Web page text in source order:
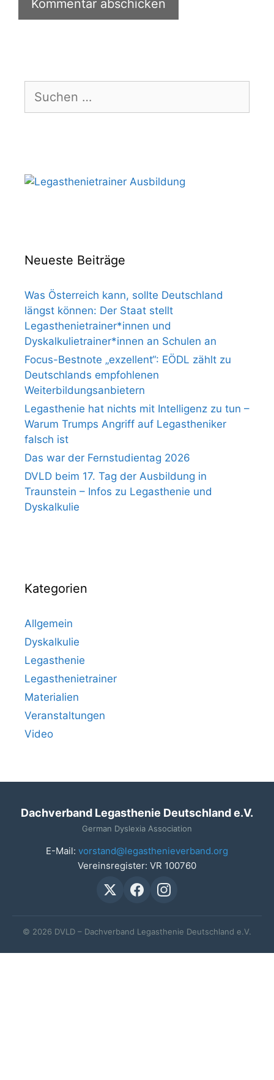
nach:
Neueste Beiträge
Was Österreich kann, sollte Deutschland
längst können: Der Staat stellt
Legasthenietrainer*innen und
Dyskalkulietrainer*innen an Schulen an
Focus-Bestnote „exzellent“: EÖDL zählt zu
Deutschlands empfohlenen
Weiterbildungsanbietern
Legasthenie hat nichts mit Intelligenz zu tun –
Warum Trumps Angriff auf Legastheniker
falsch ist
Das war der Fernstudientag 2026
DVLD beim 17. Tag der Ausbildung in
Traunstein – Infos zu Legasthenie und
Dyskalkulie
Kategorien
Allgemein
Dyskalkulie
Legasthenie
Legasthenietrainer
Materialien
Veranstaltungen
Video
Dachverband Legasthenie Deutschland e.V.
German Dyslexia Association
E-Mail: vorstand@legasthenieverband.org
Vereinsregister: VR 100760
© 2026 DVLD – Dachverband Legasthenie Deutschland e.V.